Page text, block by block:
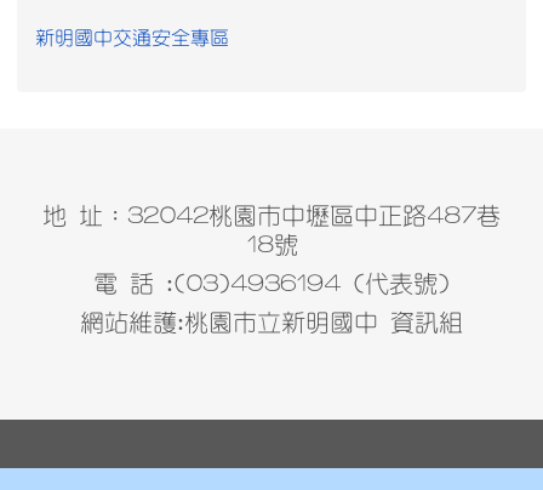
新明國中交通安全專區
地 址：32042桃園市中壢區中正路487巷
18號
電 話 :(03)4936194 (代表號)
網站維護:桃園市立新明國中 資訊組